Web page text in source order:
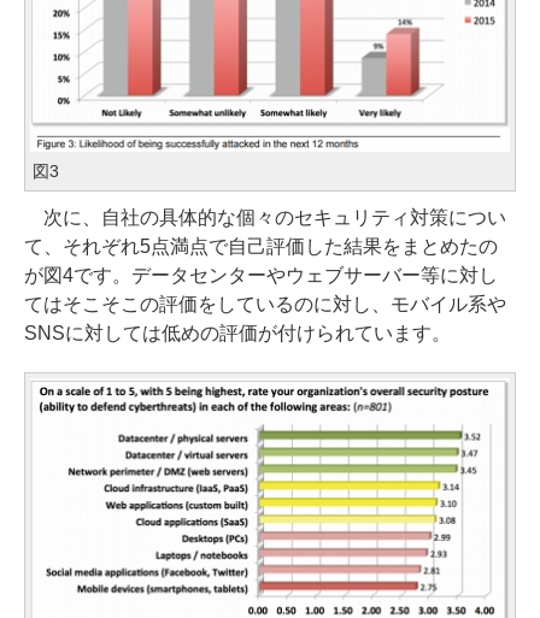
図3
次に、自社の具体的な個々のセキュリティ対策につい
て、それぞれ5点満点で自己評価した結果をまとめたの
が図4です。データセンターやウェブサーバー等に対し
てはそこそこの評価をしているのに対し、モバイル系や
SNSに対しては低めの評価が付けられています。